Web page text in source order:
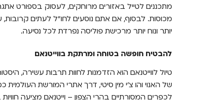
מתכננים לטייל באזורים מרוחקים, לעסוק בספורט
מכוסות. לבסוף, אם אתם נוסעים לחו"ל לעתים קרובות,
יותר ונוח יותר מרכישת פוליסה נפרדת לכל נסיעה.
להבטיח חופשה בטוחה ומרתקת בווייטנאם
טיול לווייטנאם הוא הזדמנות לחוות תרבות עשירה,
של האנוי והו צ'י מין סיטי, דרך אתרי המורשת העולמית
לכפרים המסורתיים בהרי הצפון – וייטנאם מציעה